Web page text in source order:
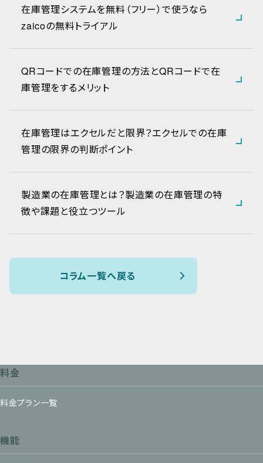
在庫管理システムを無料（フリー）で使うなら
zaicoの無料トライアル
QRコードでの在庫管理の方法とQRコードで在
庫管理をするメリット
在庫管理はエクセルだと限界？エクセルでの在庫
管理の限界の判断ポイント
製造業の在庫管理とは？製造業の在庫管理の特
徴や課題と役立つツール
コラム一覧へ戻る
料金
料金プラン一覧
機能